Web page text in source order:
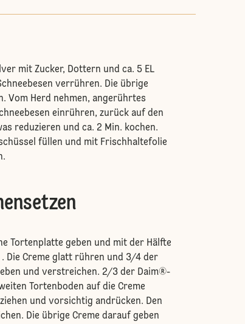
mit Zucker, Dottern und ca. 5 EL
verrühren. Die übrige
Vom Herd nehmen, angerührtes
einrühren, zurück auf den
reduzieren und ca. 2 Min. kochen.
füllen und mit Frischhaltefolie
Tortenplatte geben und mit der Hälfte
Die Creme glatt rühren und 3/4 der
und verstreichen. 2/3 der Daim®-
Tortenboden auf die Creme
und vorsichtig andrücken. Den
Die übrige Creme darauf geben